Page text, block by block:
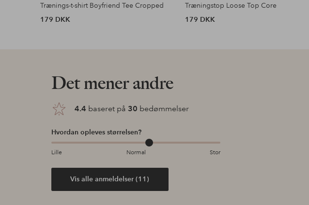
Trænings-t-shirt Boyfriend Tee Cropped
179 DKK
Træningstop Loose Top Core
179 DKK
Det mener andre
4.4 baseret på 30 bedømmelser
Hvordan opleves størrelsen?
Lille Normal Stor
Vis alle anmeldelser (11)